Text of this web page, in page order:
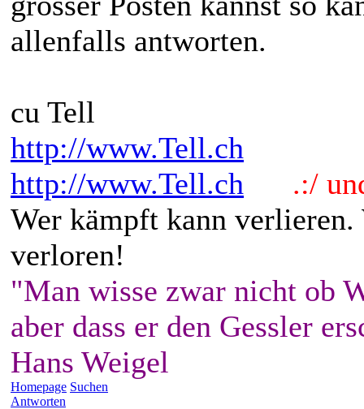
allenfalls antworten.
cu Tell
http://www.Tell.ch
http://www.Tell.ch
.:/
Wer kämpft kann
verloren!
"Man wisse zwar nicht ob
aber dass er den Gessler
Hans Weigel
Homepage Suchen
Antworten